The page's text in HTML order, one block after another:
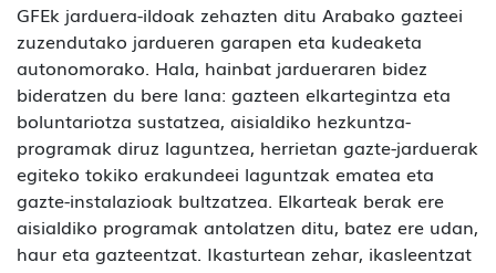
GFEk jarduera-ildoak zehazten ditu Arabako gazteei
zuzendutako jardueren garapen eta kudeaketa
autonomorako. Hala, hainbat jardueraren bidez
bideratzen du bere lana: gazteen elkartegintza eta
boluntariotza sustatzea, aisialdiko hezkuntza-
programak diruz laguntzea, herrietan gazte-jarduerak
egiteko tokiko erakundeei laguntzak ematea eta
gazte-instalazioak bultzatzea. Elkarteak berak ere
aisialdiko programak antolatzen ditu, batez ere udan,
haur eta gazteentzat. Ikasturtean zehar, ikasleentzat